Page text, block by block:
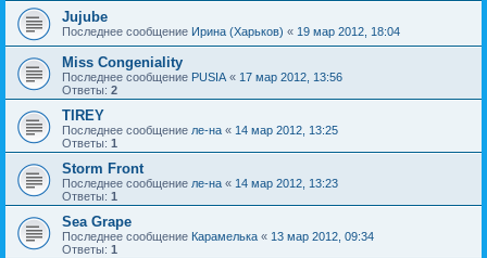
Jujube
Последнее сообщение Ирина (Харьков) « 19 мар 2012, 18:04
Miss Congeniality
Последнее сообщение PUSIA « 17 мар 2012, 13:56
Ответы: 2
TIREY
Последнее сообщение ле-на « 14 мар 2012, 13:25
Ответы: 1
Storm Front
Последнее сообщение ле-на « 14 мар 2012, 13:23
Ответы: 1
Sea Grape
Последнее сообщение Карамелька « 13 мар 2012, 09:34
Ответы: 1